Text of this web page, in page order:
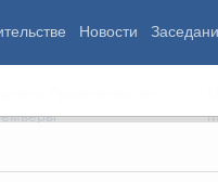
Новости